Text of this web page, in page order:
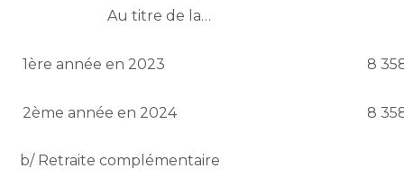
Au titre de la…
1ère année en 2023 8
2ème année en 2024 8
b/ Retraite complémentaire